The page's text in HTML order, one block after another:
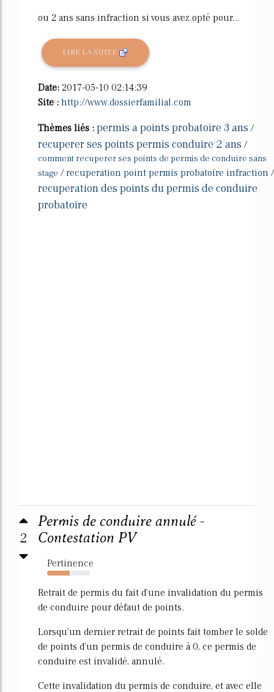
ou 2 ans sans infraction si vous avez opté pour...
LIRE LA SUITE
Date: 2017-05-10 02:14:39
Site : http://www.dossierfamilial.com
Thèmes liés : permis a points probatoire 3 ans /
recuperer ses points permis conduire 2 ans /
comment recuperer ses points de permis de conduire sans
stage /recuperation point permis probatoire infraction /
recuperation des points du permis de conduire
probatoire
2
Permis de conduire annulé -
Contestation PV
Pertinence
53%
Retrait de permis du fait d'une invalidation du permis
de conduire pour défaut de points.
Lorsqu'un dernier retrait de points fait tomber le solde
de points d'un permis de conduire à 0, ce permis de
conduire est invalidé, annulé.
Cette invalidation du permis de conduire, et avec elle